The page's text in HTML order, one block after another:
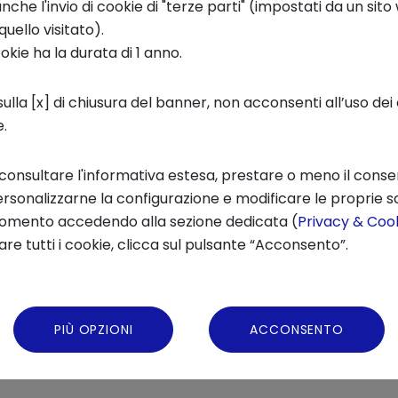
in the human brain where neural
Today, with
will give an overview of thecontemporary
in market research
and marketing
will illustrate how neuroscientific
studying consumers’ behavior without
l'invio di cookie di "terze parti" (impostati da un sito
visitato).
ha la durata di 1 anno.
[x] di chiusura del banner, non acconsenti all’uso dei
l'informativa estesa, prestare o meno il
la configurazione e modificare le proprie
accedendo alla sezione dedicata (Privacy &
tutti i cookie, clicca sul pulsante “Acconsento”.
PIÙ OPZIONI ACCONSENTO